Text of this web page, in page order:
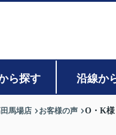
ら探す 沿線か
馬場店 お客様の声 O・K様